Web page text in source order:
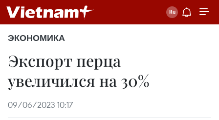
ЭКОНОМИКА
Экспорт перца
увеличился на 30%
09/06/2023 10:17